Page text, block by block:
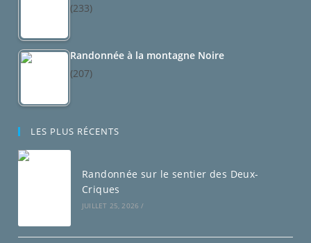
(233)
Randonnée à la montagne Noire
(207)
LES PLUS RÉCENTS
Randonnée sur le sentier des Deux-
Criques
JUILLET 25, 2026 /